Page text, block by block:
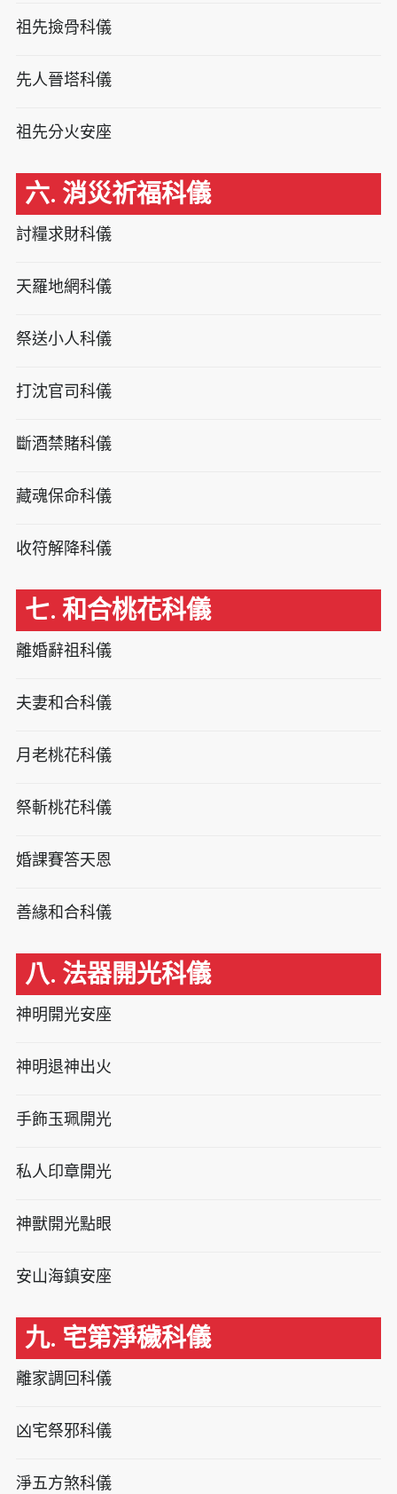
祖先撿骨科儀
先人晉塔科儀
祖先分火安座
六. 消災祈福科儀
討糧求財科儀
天羅地網科儀
祭送小人科儀
打沈官司科儀
斷酒禁賭科儀
藏魂保命科儀
收符解降科儀
七. 和合桃花科儀
離婚辭祖科儀
夫妻和合科儀
月老桃花科儀
祭斬桃花科儀
婚課賽答天恩
善緣和合科儀
八. 法器開光科儀
神明開光安座
神明退神出火
手飾玉珮開光
私人印章開光
神獸開光點眼
安山海鎮安座
九. 宅第淨穢科儀
離家調回科儀
凶宅祭邪科儀
淨五方煞科儀